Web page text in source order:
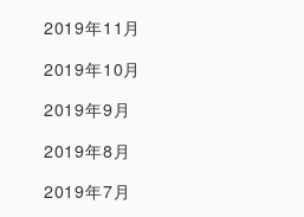
2019年11月
2019年10月
2019年9月
2019年8月
2019年7月